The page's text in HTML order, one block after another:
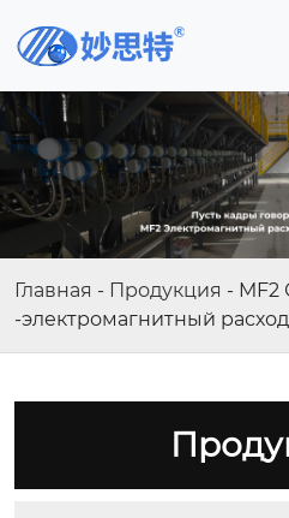
Главная - Продукция - MF2
-электромагнитный